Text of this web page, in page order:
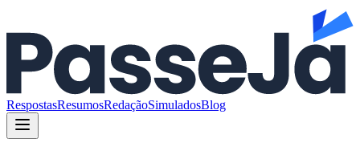
RespostasResumosRedaçãoSimuladosBlog